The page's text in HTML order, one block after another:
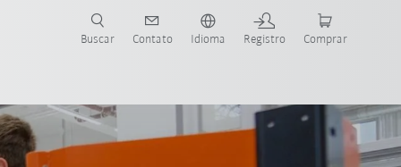
Buscar Contato Idioma Registro Comprar